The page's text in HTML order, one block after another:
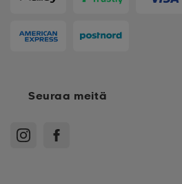
Seuraa meitä